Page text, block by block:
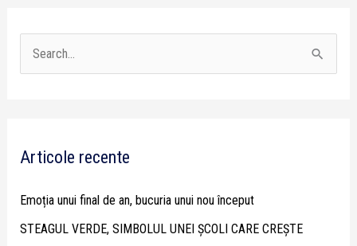
c
o
Articole recente
Emoția unui final de an, bucuria unui nou început
STEAGUL VERDE, SIMBOLUL UNEI ȘCOLI CARE CREȘTE